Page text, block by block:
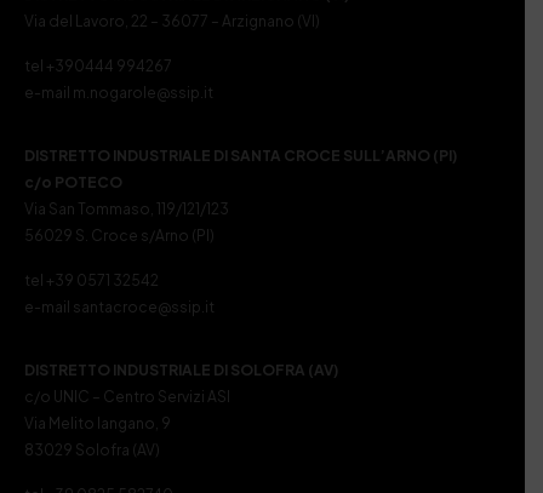
Via del Lavoro, 22 – 36077 – Arzignano (VI)
tel +390444 994267
e-mail m.nogarole@ssip.it
DISTRETTO INDUSTRIALE DI SANTA CROCE SULL’ARNO (PI)
c/o POTECO
Via San Tommaso, 119/121/123
56029 S. Croce s/Arno (PI)
tel +39 0571 32542
e-mail santacroce@ssip.it
DISTRETTO INDUSTRIALE DI SOLOFRA (AV)
c/o UNIC – Centro Servizi ASI
Via Melito Iangano, 9
83029 Solofra (AV)